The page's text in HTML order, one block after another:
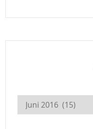
Archiv